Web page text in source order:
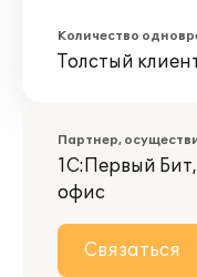
Количество
Толстый
Партнер,
1С:Первый
офис
Связаться